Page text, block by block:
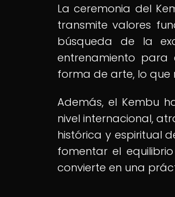
La ceremonia del
transmite valores
búsqueda de la
entrenamiento para
forma de arte, lo que
Además, el Kembu
nivel internacional,
histórica y espiritual
fomentar el
convierte en una